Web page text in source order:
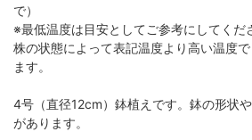
で）
※最低温度は目安としてご参考にしてくだ
株の状態によって表記温度より高い温度
ます。
4号（直径12cm）鉢植えです。鉢の形状
があります。